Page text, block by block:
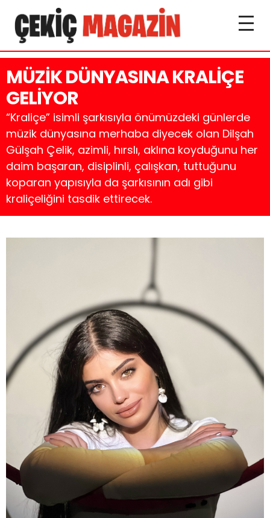
MÜZİK DÜNYASINA KRALİÇE
GELİYOR
“Kraliçe” isimli şarkısıyla önümüzdeki günlerde
müzik dünyasına merhaba diyecek olan Dilşah
Gülşah Çelik, azimli, hırslı, aklına koyduğunu her
daim başaran, disiplinli, çalışkan, tuttuğunu
koparan yapısıyla da şarkısının adı gibi
kraliçeliğini tasdik ettirecek.